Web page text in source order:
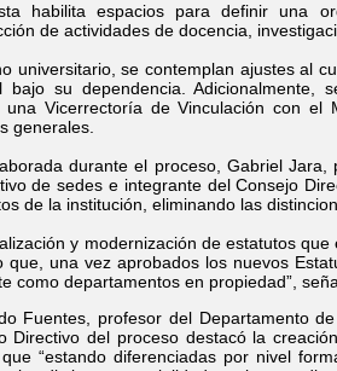
habilita espacios para definir una
de actividades de docencia,
universitario, se contemplan ajustes al
bajo su dependencia.
una Vicerrectoría de Vinculación con
generales.
durante el proceso, Gabriel
de sedes e integrante del Consejo
de la institución, eliminando las
y modernización de estatutos
que, una vez aprobados los nuevos
como departamentos en propiedad”,
Fuentes, profesor del Departamento
Directivo del proceso destacó la
“estando diferenciadas por nivel